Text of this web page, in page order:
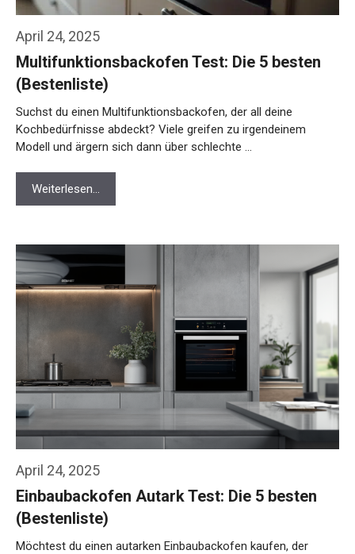
April 24, 2025
Multifunktionsbackofen Test: Die 5 besten
(Bestenliste)
Suchst du einen Multifunktionsbackofen, der all deine
Kochbedürfnisse abdeckt? Viele greifen zu irgendeinem
Modell und ärgern sich dann über schlechte …
Weiterlesen…
April 24, 2025
Einbaubackofen Autark Test: Die 5 besten
(Bestenliste)
Möchtest du einen autarken Einbaubackofen kaufen, der